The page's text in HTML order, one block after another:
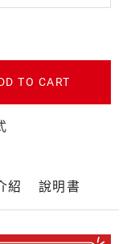
TO CART
紹 說明書